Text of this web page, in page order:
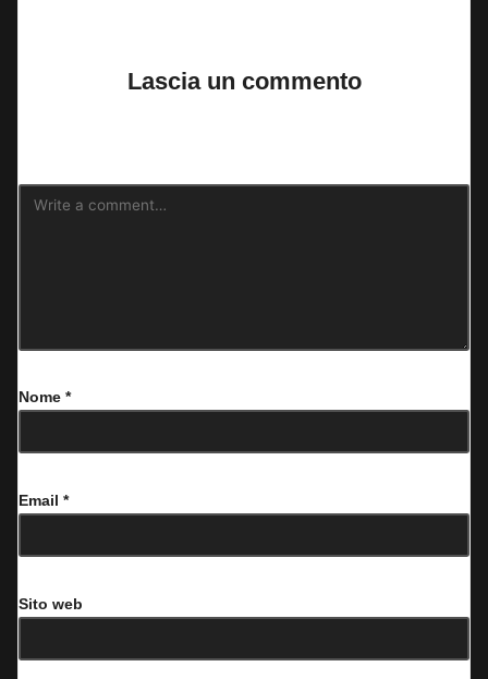
Lascia un commento
Nome *
Email *
Sito web